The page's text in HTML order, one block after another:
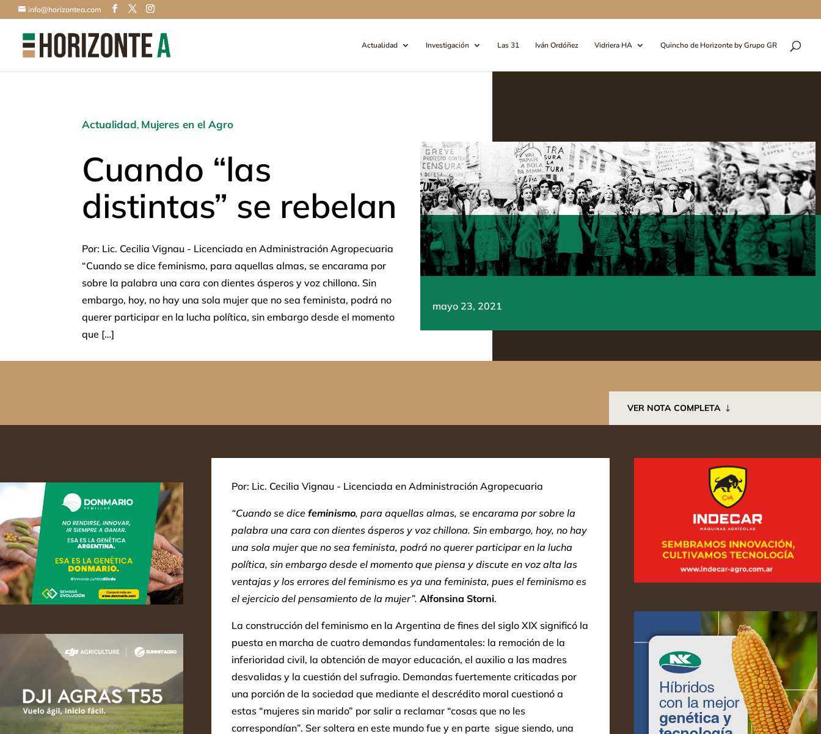
info@horizontea.com
Actualidad Investigación Las 31 Iván Ordóñez Vidriera HA Quincho de Horizonte by Grupo GR
Actualidad, Mujeres en el Agro
Cuando “las
distintas” se rebelan
Por: Lic. Cecilia Vignau - Licenciada en Administración Agropecuaria
“Cuando se dice feminismo, para aquellas almas, se encarama por
sobre la palabra una cara con dientes ásperos y voz chillona. Sin
embargo, hoy, no hay una sola mujer que no sea feminista, podrá no
querer participar en la lucha política, sin embargo desde el momento
que […]
mayo 23, 2021
VER NOTA COMPLETA
Por: Lic. Cecilia Vignau - Licenciada en Administración Agropecuaria
“Cuando se dice feminismo, para aquellas almas, se encarama por sobre la
palabra una cara con dientes ásperos y voz chillona. Sin embargo, hoy, no hay
una sola mujer que no sea feminista, podrá no querer participar en la lucha
política, sin embargo desde el momento que piensa y discute en voz alta las
ventajas y los errores del feminismo es ya una feminista, pues el feminismo es
el ejercicio del pensamiento de la mujer”. Alfonsina Storni.
La construcción del feminismo en la Argentina de fines del siglo XIX significó la
puesta en marcha de cuatro demandas fundamentales: la remoción de la
inferioridad civil, la obtención de mayor educación, el auxilio a las madres
desvalidas y la cuestión del sufragio. Demandas fuertemente criticadas por
una porción de la sociedad que mediante el descrédito moral cuestionó a
estas “mujeres sin marido” por salir a reclamar “cosas que no les
correspondían”. Ser soltera en este mundo fue y en parte sigue siendo, una